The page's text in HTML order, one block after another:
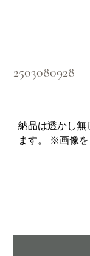
2503080928
納品は透かし無
ます。 ※画像